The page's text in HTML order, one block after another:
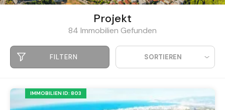
Projekt
84 Immobilien Gefunden
SORTIEREN
FILTERN
IMMOBILIEN ID: 803